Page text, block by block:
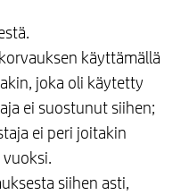
käyttämällä
joka oli käytetty
ei suostunut siihen;
ei peri joitakin
siihen asti,